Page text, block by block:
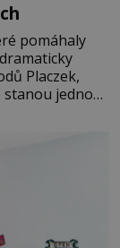
pomáhaly
Placzek,
stanou jednou
nejsou
z rodinných